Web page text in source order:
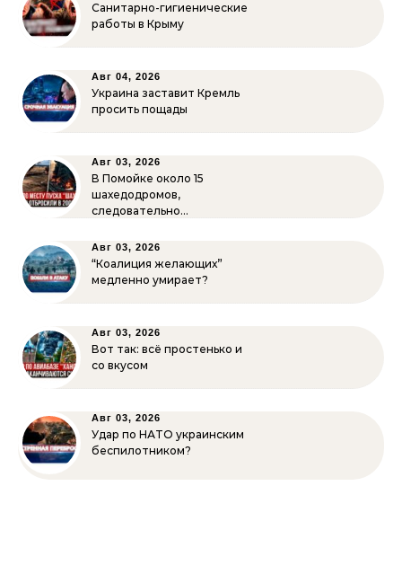
Санитарно-гигиенические
работы в Крыму
Авг 04, 2026
Украина заставит Кремль
просить пощады
Авг 03, 2026
В Помойке около 15
шахедодромов,
следовательно…
Авг 03, 2026
“Коалиция желающих”
медленно умирает?
Авг 03, 2026
Вот так: всё простенько и
со вкусом
Авг 03, 2026
Удар по НАТО украинским
беспилотником?